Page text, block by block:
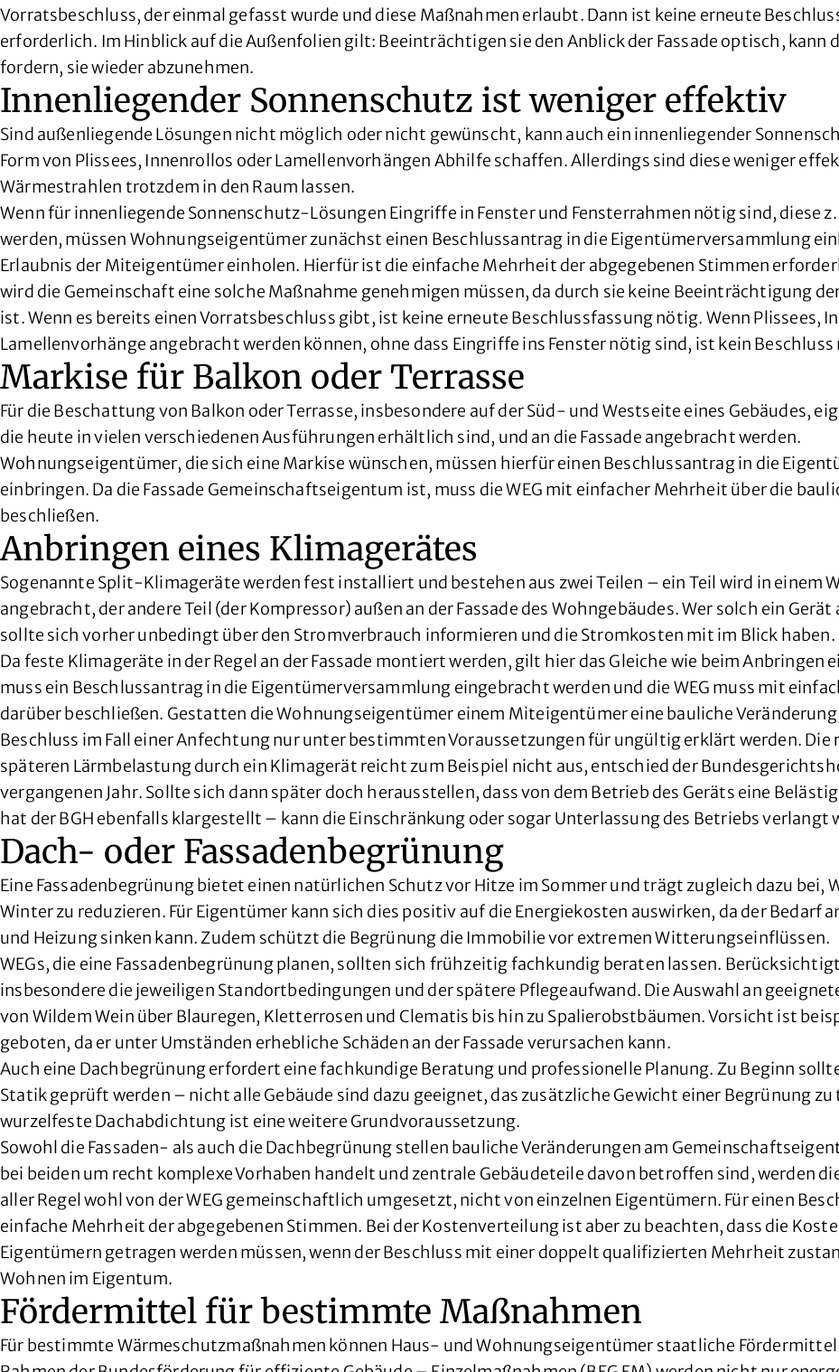
Vorratsbeschluss, der einmal gefasst wurde und diese Maßnahmen erlaubt. Dann ist keine erneute
erforderlich. Im Hinblick auf die Außenfolien gilt: Beeinträchtigen sie den Anblick der Fassade optisch, kann
fordern, sie wieder abzunehmen.
Innenliegender Sonnenschutz ist weniger effektiv
Sind außenliegende Lösungen nicht möglich oder nicht gewünscht, kann auch ein innenliegender
Form von Plissees, Innenrollos oder Lamellenvorhängen Abhilfe schaffen. Allerdings sind diese weniger
Wärmestrahlen trotzdem in den Raum lassen.
Wenn für innenliegende Sonnenschutz-Lösungen Eingriffe in Fenster und Fensterrahmen nötig sind, diese
werden, müssen Wohnungseigentümer zunächst einen Beschlussantrag in die Eigentümerversammlung
Erlaubnis der Miteigentümer einholen. Hierfür ist die einfache Mehrheit der abgegebenen Stimmen
wird die Gemeinschaft eine solche Maßnahme genehmigen müssen, da durch sie keine Beeinträchtigung
ist. Wenn es bereits einen Vorratsbeschluss gibt, ist keine erneute Beschlussfassung nötig. Wenn Plissees,
Lamellenvorhänge angebracht werden können, ohne dass Eingriffe ins Fenster nötig sind, ist kein
Markise für Balkon oder Terrasse
Für die Beschattung von Balkon oder Terrasse, insbesondere auf der Süd- und Westseite eines Gebäudes,
die heute in vielen verschiedenen Ausführungen erhältlich sind, und an die Fassade angebracht werden.
Wohnungseigentümer, die sich eine Markise wünschen, müssen hierfür einen Beschlussantrag in die
einbringen. Da die Fassade Gemeinschaftseigentum ist, muss die WEG mit einfacher Mehrheit über die
beschließen.
Anbringen eines Klimagerätes
Sogenannte Split-Klimageräte werden fest installiert und bestehen aus zwei Teilen – ein Teil wird in einem
angebracht, der andere Teil (der Kompressor) außen an der Fassade des Wohngebäudes. Wer solch ein
sollte sich vorher unbedingt über den Stromverbrauch informieren und die Stromkosten mit im Blick haben.
Da feste Klimageräte in der Regel an der Fassade montiert werden, gilt hier das Gleiche wie beim Anbringen
muss ein Beschlussantrag in die Eigentümerversammlung eingebracht werden und die WEG muss mit
darüber beschließen. Gestatten die Wohnungseigentümer einem Miteigentümer eine bauliche
Beschluss im Fall einer Anfechtung nur unter bestimmten Voraussetzungen für ungültig erklärt werden. Die
späteren Lärmbelastung durch ein Klimagerät reicht zum Beispiel nicht aus, entschied der
vergangenen Jahr. Sollte sich dann später doch herausstellen, dass von dem Betrieb des Geräts eine
hat der BGH ebenfalls klargestellt – kann die Einschränkung oder sogar Unterlassung des Betriebs verlangt
Dach- oder Fassadenbegrünung
Eine Fassadenbegrünung bietet einen natürlichen Schutz vor Hitze im Sommer und trägt zugleich dazu bei,
Winter zu reduzieren. Für Eigentümer kann sich dies positiv auf die Energiekosten auswirken, da der Bedarf
und Heizung sinken kann. Zudem schützt die Begrünung die Immobilie vor extremen Witterungseinflüssen.
WEGs, die eine Fassadenbegrünung planen, sollten sich frühzeitig fachkundig beraten lassen.
insbesondere die jeweiligen Standortbedingungen und der spätere Pflegeaufwand. Die Auswahl an
von Wildem Wein über Blauregen, Kletterrosen und Clematis bis hin zu Spalierobstbäumen. Vorsicht ist
geboten, da er unter Umständen erhebliche Schäden an der Fassade verursachen kann.
Auch eine Dachbegrünung erfordert eine fachkundige Beratung und professionelle Planung. Zu Beginn
Statik geprüft werden – nicht alle Gebäude sind dazu geeignet, das zusätzliche Gewicht einer Begrünung zu
wurzelfeste Dachabdichtung ist eine weitere Grundvoraussetzung.
Sowohl die Fassaden- als auch die Dachbegrünung stellen bauliche Veränderungen am
bei beiden um recht komplexe Vorhaben handelt und zentrale Gebäudeteile davon betroffen sind, werden
aller Regel wohl von der WEG gemeinschaftlich umgesetzt, nicht von einzelnen Eigentümern. Für einen
einfache Mehrheit der abgegebenen Stimmen. Bei der Kostenverteilung ist aber zu beachten, dass die
Eigentümern getragen werden müssen, wenn der Beschluss mit einer doppelt qualifizierten Mehrheit
Wohnen im Eigentum.
Fördermittel für bestimmte Maßnahmen
Für bestimmte Wärmeschutzmaßnahmen können Haus- und Wohnungseigentümer staatliche